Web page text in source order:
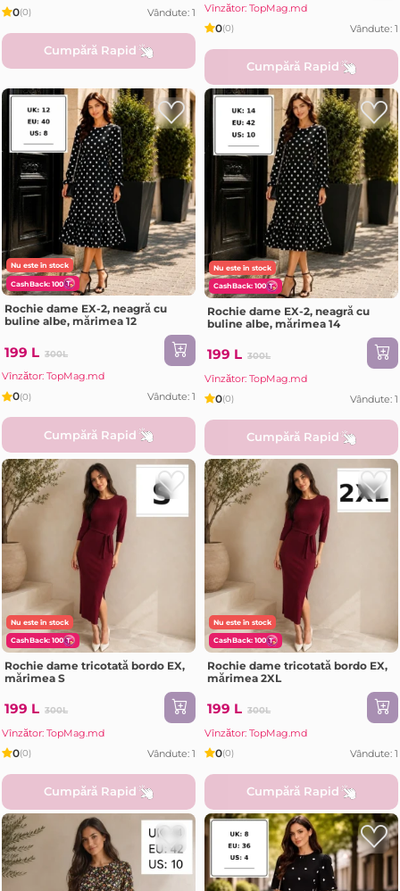
0(0) Vândute: 1
Cumpără Rapid
Vînzător: TopMag.md
0(0) Vândute: 1
Cumpără Rapid
Nu este în stock
CashBack: 100
Rochie dame EX-2, neagră cu
buline albe, mărimea 12
199 L 300L
Vînzător: TopMag.md
0(0) Vândute: 1
Cumpără Rapid
Nu este în stock
CashBack: 100
Rochie dame EX-2, neagră cu
buline albe, mărimea 14
199 L 300L
Vînzător: TopMag.md
0(0) Vândute: 1
Cumpără Rapid
Nu este în stock
CashBack: 100
Rochie dame tricotată bordo EX,
mărimea S
199 L 300L
Vînzător: TopMag.md
0(0) Vândute: 1
Cumpără Rapid
Nu este în stock
CashBack: 100
Rochie dame tricotată bordo EX,
mărimea 2XL
199 L 300L
Vînzător: TopMag.md
0(0) Vândute: 1
Cumpără Rapid